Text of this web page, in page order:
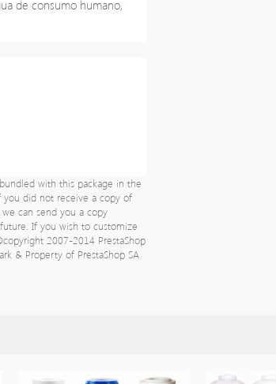
de consumo humano,
with this package in the
you did not receive a copy of
we can send you a copy
If you wish to customize
2007-2014 PrestaShop
& Property of PrestaShop SA